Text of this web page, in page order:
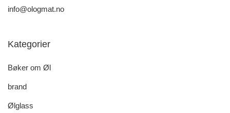
info@ologmat.no
Kategorier
Bøker om Øl
brand
Ølglass